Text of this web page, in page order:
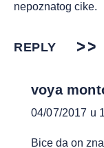
nepoznatog cike.
REPLY
voya
04/07/2017 u
Bice da on